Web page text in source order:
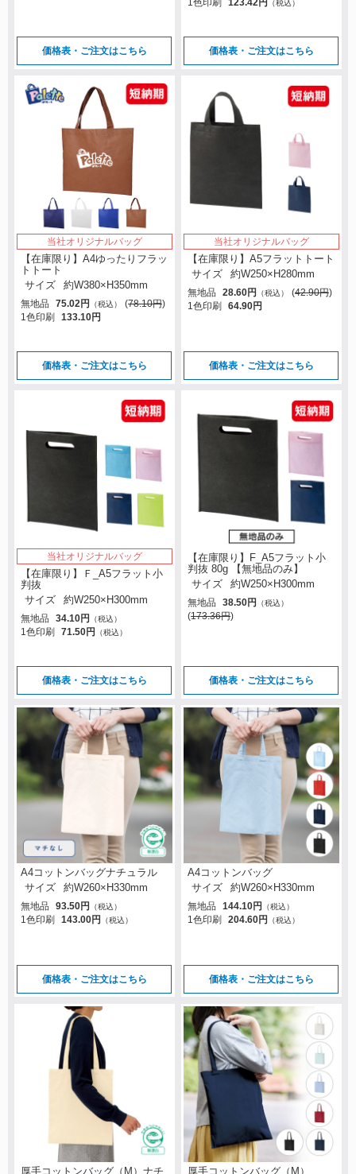
価格表・ご注文はこちら
1色印刷 123.42円 （税込）
価格表・ご注文はこちら
当社オリジナルバッグ
【在庫限り】A4ゆったりフラッ
トトート
サイズ
約W380×H350mm
無地品
75.02円 （税込） (78.10円)
1色印刷
133.10円
価格表・ご注文はこちら
当社オリジナルバッグ
【在庫限り】A5フラットトート
サイズ
約W250×H280mm
無地品
28.60円 （税込） (42.90円)
1色印刷
64.90円
価格表・ご注文はこちら
当社オリジナルバッグ
【在庫限り】Ｆ_A5フラット小
判抜
サイズ
約W250×H300mm
無地品
34.10円 （税込）
1色印刷 71.50円 （税込）
価格表・ご注文はこちら
【在庫限り】F_A5フラット小
判抜 80g 【無地品のみ】
サイズ
約W250×H300mm
無地品
38.50円 （税込）
(173.36円)
価格表・ご注文はこちら
A4コットンバッグナチュラル
サイズ
約W260×H330mm
無地品
93.50円 （税込）
1色印刷 143.00円 （税込）
価格表・ご注文はこちら
A4コットンバッグ
サイズ
約W260×H330mm
無地品
144.10円 （税込）
1色印刷 204.60円 （税込）
価格表・ご注文はこちら
厚手コットンバッグ（M）ナチ 厚手コットンバッグ（M）